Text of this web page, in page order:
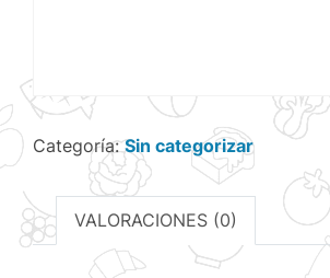
Categoría:Sin categorizar
VALORACIONES (0)